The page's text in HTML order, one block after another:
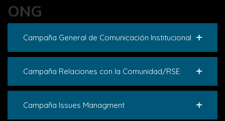
ONG
Campaña General de Comunicación Institucional
Campaña Relaciones con la Comunidad/RSE
Campaña Issues Managment